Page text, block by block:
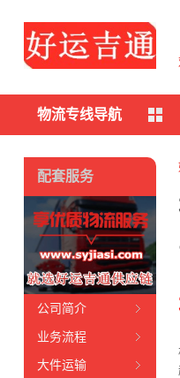
物流专线导航
配套服务
公司简介
业务流程
大件运输